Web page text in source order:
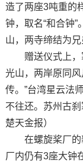
造了两座3吨重的
钟，取名“和合钟
山，两寺缔结为
赠送仪式上，
光山，两岸原同
传。”台湾星云法
不往还。苏州古刹
楚天金报）
在螺旋桨厂的新
厂内仍有3座大钟